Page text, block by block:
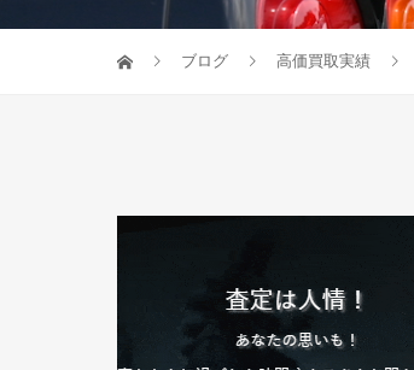
ブログ 高価買取実績